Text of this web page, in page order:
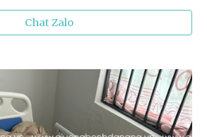
Chat Zalo